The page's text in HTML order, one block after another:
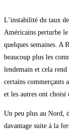
L’instabilité du taux
Américains perturbe
quelques semaines. A
beaucoup plus les
lendemain et cela
certains commerçants
et les autres ont choisi
Un peu plus au Nord,
davantage suite à la